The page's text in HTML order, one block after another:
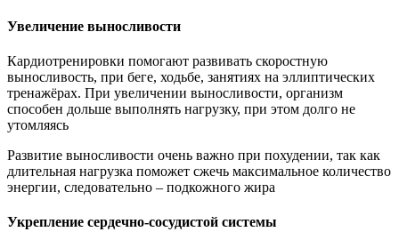
Увеличение выносливости
Кардиотренировки помогают развивать скоростную
выносливость, при беге, ходьбе, занятиях на эллиптических
тренажёрах. При увеличении выносливости, организм
способен дольше выполнять нагрузку, при этом долго не
утомляясь
Развитие выносливости очень важно при похудении, так как
длительная нагрузка поможет сжечь максимальное количество
энергии, следовательно – подкожного жира
Укрепление сердечно-сосудистой системы